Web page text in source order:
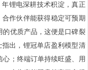
锂电深耕技术积淀，真正
合作伙伴能获得稳定可预期
的优质产品，这便是口碑裂
出，锂冠单店盈利模型清
；终端订单持续旺盛、用